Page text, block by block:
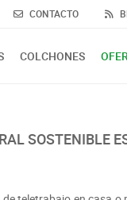
CONTACTO
COLCHONES
SOSTENIBLE